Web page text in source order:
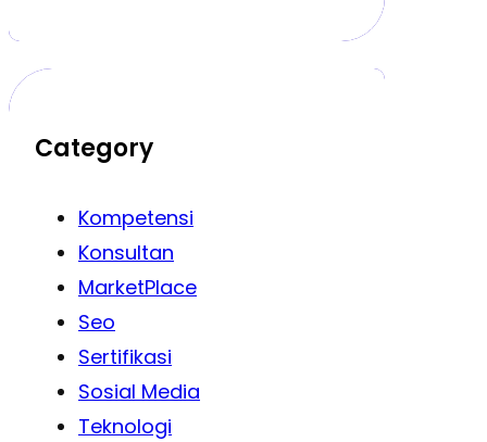
Category
Kompetensi
Konsultan
MarketPlace
Seo
Sertifikasi
Sosial Media
Teknologi